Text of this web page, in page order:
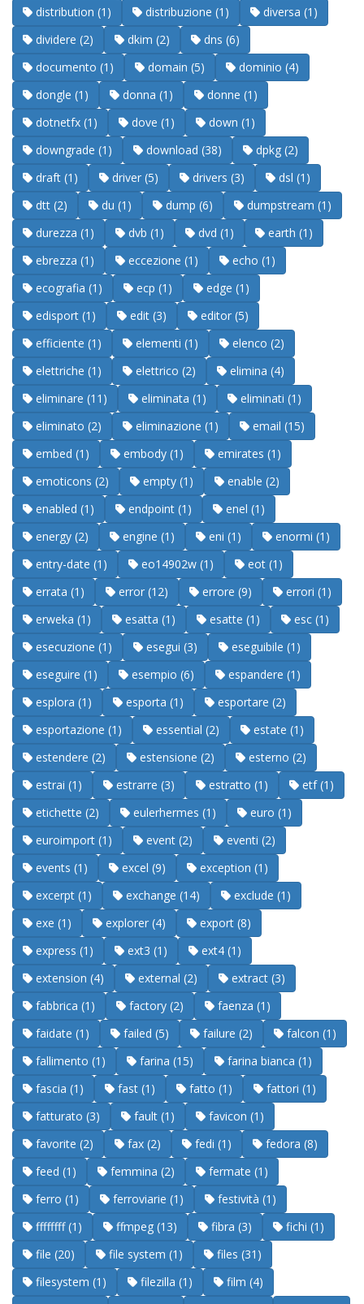
distribution (1)
distribuzione (1)
diversa (1)
dividere (2)
dkim (2)
dns (6)
documento (1)
domain (5)
dominio (4)
dongle (1)
donna (1)
donne (1)
dotnetfx (1)
dove (1)
down (1)
downgrade (1)
download (38)
dpkg (2)
draft (1)
driver (5) drivers (3)
dsl (1)
dtt (2)
du (1) dump (6)
dumpstream (1)
durezza (1)
dvb (1) dvd (1)
earth (1)
ebrezza (1)
eccezione (1)
echo (1)
ecografia (1)
ecp (1)
edge (1)
edisport (1)
edit (3)
editor (5)
efficiente (1)
elementi (1)
elenco (2)
elettriche (1)
elettrico (2)
elimina (4)
eliminare (11)
eliminata (1)
eliminati (1)
eliminato (2)
eliminazione (1)
email (15)
embed (1)
embody (1)
emirates (1)
emoticons (2)
empty (1)
enable (2)
enabled (1)
endpoint (1)
enel (1)
energy (2)
engine (1) eni (1)
enormi (1)
entry-date (1)
eo14902w (1)
eot (1)
errata (1)
error (12) errore (9)
errori (1)
erweka (1)
esatta (1) esatte (1)
esc (1)
esecuzione (1)
esegui (3)
eseguibile (1)
eseguire (1)
esempio (6)
espandere (1)
esplora (1)
esporta (1)
esportare (2)
esportazione (1)
essential (2)
estate (1)
estendere (2)
estensione (2)
esterno (2)
estrai (1)
estrarre (3) estratto (1)
etf (1)
etichette (2)
eulerhermes (1)
euro (1)
euroimport (1)
event (2)
eventi (2)
events (1)
excel (9)
exception (1)
excerpt (1)
exchange (14)
exclude (1)
exe (1)
explorer (4)
export (8)
express (1)
ext3 (1)
ext4 (1)
extension (4)
external (2)
extract (3)
fabbrica (1)
factory (2)
faenza (1)
faidate (1)
failed (5) failure (2)
falcon (1)
fallimento (1)
farina (15)
farina bianca (1)
fascia (1)
fast (1) fatto (1)
fattori (1)
fatturato (3)
fault (1)
favicon (1)
favorite (2)
fax (2) fedi (1)
fedora (8)
feed (1)
femmina (2)
fermate (1)
ferro (1)
ferroviarie (1)
festività (1)
ffffffff (1)
ffmpeg (13) fibra (3)
fichi (1)
file (20)
file system (1)
files (31)
filesystem (1)
filezilla (1)
film (4)